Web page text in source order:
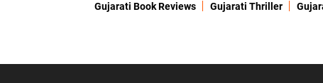
Gujarati Book Reviews
Gujarati Thriller